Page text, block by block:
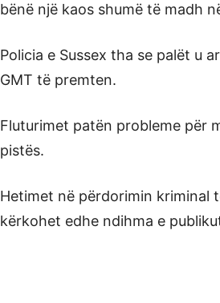
bënë një kaos shumë të madh
Policia e Sussex tha se palët u
GMT të premten.
Fluturimet patën probleme për
pistës.
Hetimet në përdorimin kriminal
kërkohet edhe ndihma e